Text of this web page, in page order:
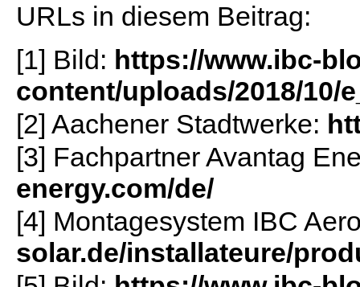
URLs in diesem Beitrag:
[1] Bild: https://www.ibc-
content/uploads/2018/10/
[2] Aachener Stadtwerke:
[3] Fachpartner Avantag
energy.com/de/
[4] Montagesystem IBC
solar.de/installateure/